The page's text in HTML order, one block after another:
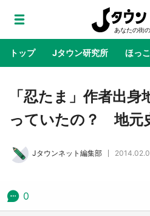
トップ Jタウン研究所 ほっ
地域×二次元 絶景 あの
ラボ 作品の世界観
鳥取・境港「ゲゲ
太郎グッズ買える
「忍たま」作者出
っていたの？ 地元
Jタウンネット編集部
0